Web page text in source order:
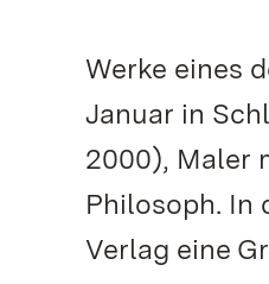
Werke eines
Januar in
2000), Maler
Philosoph. In
Verlag eine